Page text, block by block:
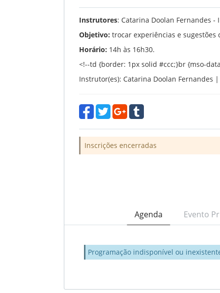
Instrutores: Catarina Doolan Fernandes -
Objetivo: trocar experiências e
Horário: 14h às 16h30.
<!--td {border: 1px solid #ccc;}br {mso-
Instrutor(es): Catarina Doolan Fernandes
Inscrições encerradas
Agenda Evento
Programação indisponível ou